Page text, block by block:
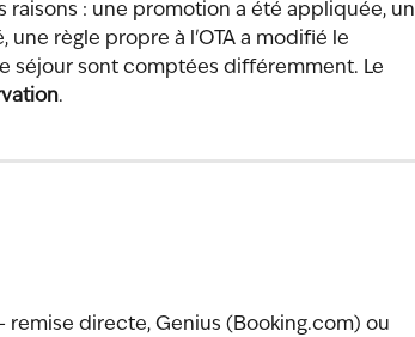
: une promotion a été appliquée, un
règle propre à l'OTA a modifié le
séjour sont comptées différemment. Le
.
remise directe, Genius (Booking.com) ou